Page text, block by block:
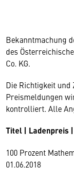
Bekanntmachung
des
Co. KG.
Die Richtigkeit
Preismeldungen
kontrolliert. Alle
Titel | Ladenpreis
100 Prozent
01.06.2018